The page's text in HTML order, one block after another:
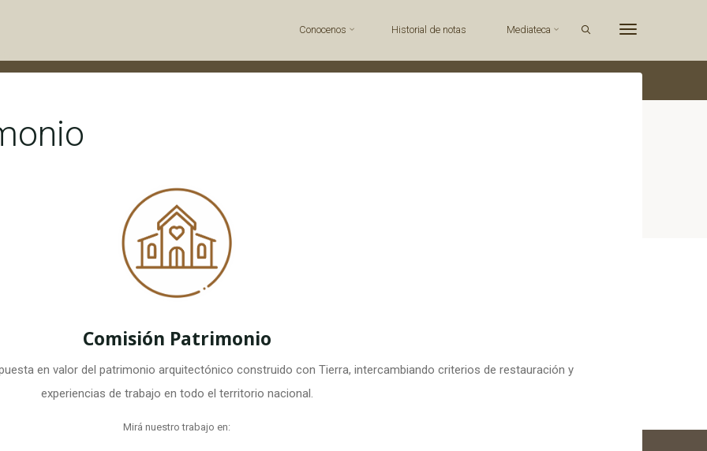
Conocenos Historial de notas Mediateca
Comisión Patrimonio
en valor del patrimonio arquitectónico construido con Tierra, intercambiando criterios de restauración y
experiencias de trabajo en todo el territorio nacional.
Mirá nuestro trabajo en: